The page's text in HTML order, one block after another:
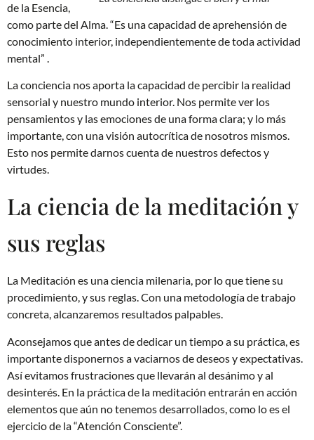
de la Esencia,
como parte del Alma. “Es una capacidad de aprehensión de
conocimiento interior, independientemente de toda actividad
mental” .
La conciencia nos aporta la capacidad de percibir la realidad
sensorial y nuestro mundo interior. Nos permite ver los
pensamientos y las emociones de una forma clara; y lo más
importante, con una visión autocrítica de nosotros mismos.
Esto nos permite darnos cuenta de nuestros defectos y
virtudes.
La ciencia de la meditación y
sus reglas
La Meditación es una ciencia milenaria, por lo que tiene su
procedimiento, y sus reglas. Con una metodología de trabajo
concreta, alcanzaremos resultados palpables.
Aconsejamos que antes de dedicar un tiempo a su práctica, es
importante disponernos a vaciarnos de deseos y expectativas.
Así evitamos frustraciones que llevarán al desánimo y al
desinterés. En la práctica de la meditación entrarán en acción
elementos que aún no tenemos desarrollados, como lo es el
ejercicio de la “Atención Consciente”.